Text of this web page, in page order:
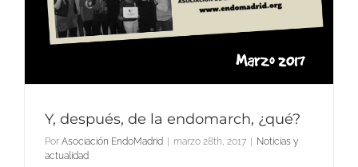
Y, después, de la endomarch, ¿qué?
Por Asociación EndoMadrid marzo 28th, 2017
Noticias y
actualidad